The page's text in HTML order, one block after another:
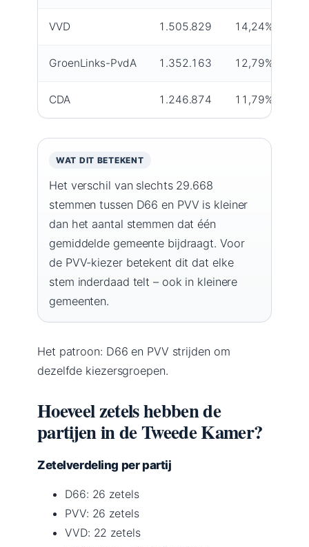
VVD 1.505.829 14,24%
GroenLinks-PvdA 1.352.163 12,79%
CDA 1.246.874 11,79%
WAT DIT BETEKENT
Het verschil van slechts 29.668
stemmen tussen D66 en PVV is kleiner
dan het aantal stemmen dat één
gemiddelde gemeente bijdraagt. Voor
de PVV-kiezer betekent dit dat elke
stem inderdaad telt – ook in kleinere
gemeenten.
Het patroon: D66 en PVV strijden om
dezelfde kiezersgroepen.
Hoeveel zetels hebben de
partijen in de Tweede Kamer?
Zetelverdeling per partij
D66: 26 zetels
PVV: 26 zetels
VVD: 22 zetels